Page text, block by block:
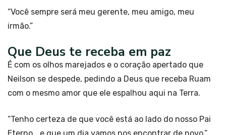
“Você sempre será meu gerente, meu amigo, meu
irmão.”
Que Deus te receba em paz
É com os olhos marejados e o coração apertado que
Neilson se despede, pedindo a Deus que receba Ruam
com o mesmo amor que ele espalhou aqui na Terra.
“Tenho certeza de que você está ao lado do nosso Pai